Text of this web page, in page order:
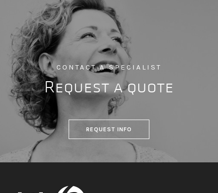
CONTACT A SPECIALIST
Request a quote
REQUEST INFO